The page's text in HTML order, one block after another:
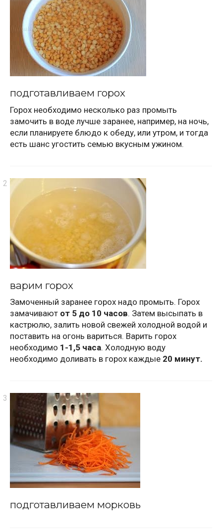
подготавливаем горох
Горох необходимо несколько раз промыть
замочить в воде лучше заранее, например, на ночь,
если планируете блюдо к обеду, или утром, и тогда
есть шанс угостить семью вкусным ужином.
варим горох
Замоченный заранее горох надо промыть. Горох
замачивают от 5 до 10 часов. Затем высыпать в
кастрюлю, залить новой свежей холодной водой и
поставить на огонь вариться. Варить горох
необходимо 1-1,5 часа. Холодную воду
необходимо доливать в горох каждые 20 минут.
подготавливаем морковь